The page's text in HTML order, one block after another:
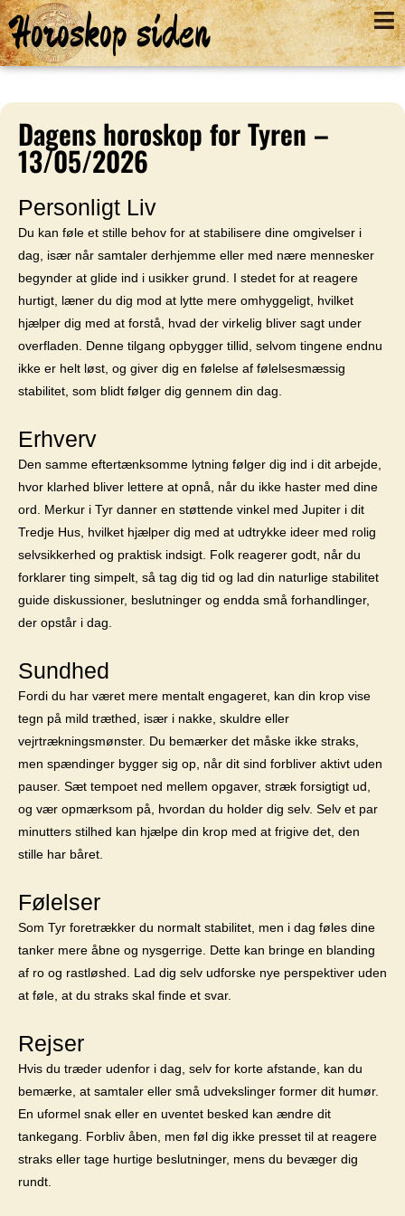
Horoskop siden
Dagens horoskop for Tyren –
13/05/2026
Personligt Liv
Du kan føle et stille behov for at stabilisere dine omgivelser i
dag, især når samtaler derhjemme eller med nære mennesker
begynder at glide ind i usikker grund. I stedet for at reagere
hurtigt, læner du dig mod at lytte mere omhyggeligt, hvilket
hjælper dig med at forstå, hvad der virkelig bliver sagt under
overfladen. Denne tilgang opbygger tillid, selvom tingene endnu
ikke er helt løst, og giver dig en følelse af følelsesmæssig
stabilitet, som blidt følger dig gennem din dag.
Erhverv
Den samme eftertænksomme lytning følger dig ind i dit arbejde,
hvor klarhed bliver lettere at opnå, når du ikke haster med dine
ord. Merkur i Tyr danner en støttende vinkel med Jupiter i dit
Tredje Hus, hvilket hjælper dig med at udtrykke ideer med rolig
selvsikkerhed og praktisk indsigt. Folk reagerer godt, når du
forklarer ting simpelt, så tag dig tid og lad din naturlige stabilitet
guide diskussioner, beslutninger og endda små forhandlinger,
der opstår i dag.
Sundhed
Fordi du har været mere mentalt engageret, kan din krop vise
tegn på mild træthed, især i nakke, skuldre eller
vejrtrækningsmønster. Du bemærker det måske ikke straks,
men spændinger bygger sig op, når dit sind forbliver aktivt uden
pauser. Sæt tempoet ned mellem opgaver, stræk forsigtigt ud,
og vær opmærksom på, hvordan du holder dig selv. Selv et par
minutters stilhed kan hjælpe din krop med at frigive det, den
stille har båret.
Følelser
Som Tyr foretrækker du normalt stabilitet, men i dag føles dine
tanker mere åbne og nysgerrige. Dette kan bringe en blanding
af ro og rastløshed. Lad dig selv udforske nye perspektiver uden
at føle, at du straks skal finde et svar.
Rejser
Hvis du træder udenfor i dag, selv for korte afstande, kan du
bemærke, at samtaler eller små udvekslinger former dit humør.
En uformel snak eller en uventet besked kan ændre dit
tankegang. Forbliv åben, men føl dig ikke presset til at reagere
straks eller tage hurtige beslutninger, mens du bevæger dig
rundt.